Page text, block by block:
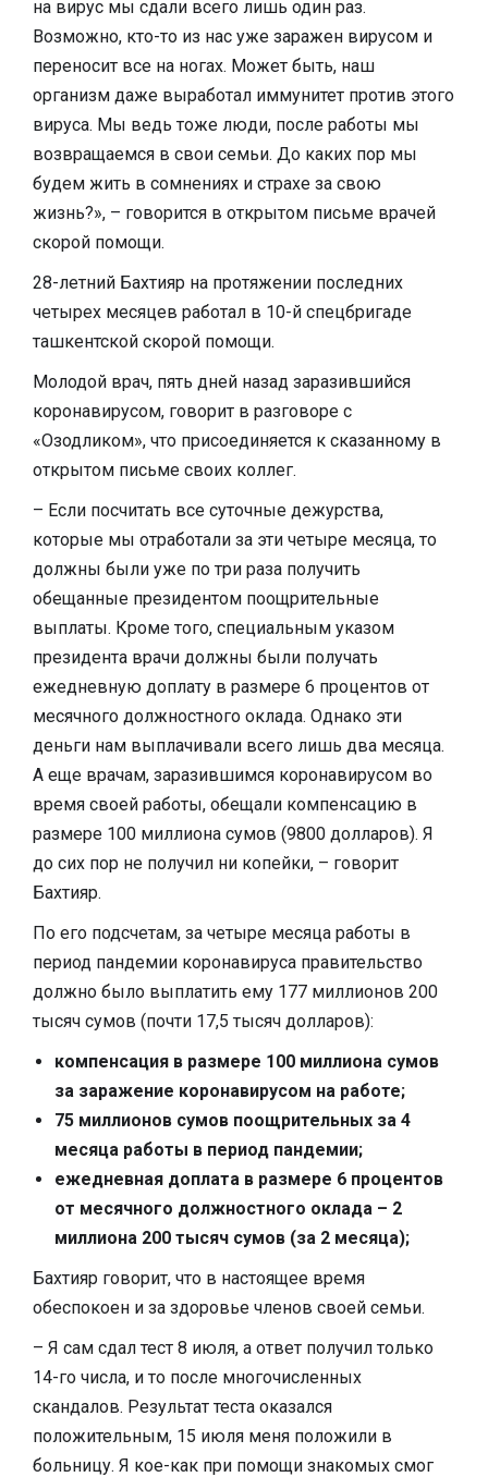
на вирус мы сдали всего лишь один раз.
Возможно, кто-то из нас уже заражен вирусом и
переносит все на ногах. Может быть, наш
организм даже выработал иммунитет против этого
вируса. Мы ведь тоже люди, после работы мы
возвращаемся в свои семьи. До каких пор мы
будем жить в сомнениях и страхе за свою
жизнь?», – говорится в открытом письме врачей
скорой помощи.
28-летний Бахтияр на протяжении последних
четырех месяцев работал в 10-й спецбригаде
ташкентской скорой помощи.
Молодой врач, пять дней назад заразившийся
коронавирусом, говорит в разговоре с
«Озодликом», что присоединяется к сказанному в
открытом письме своих коллег.
– Если посчитать все суточные дежурства,
которые мы отработали за эти четыре месяца, то
должны были уже по три раза получить
обещанные президентом поощрительные
выплаты. Кроме того, специальным указом
президента врачи должны были получать
ежедневную доплату в размере 6 процентов от
месячного должностного оклада. Однако эти
деньги нам выплачивали всего лишь два месяца.
А еще врачам, заразившимся коронавирусом во
время своей работы, обещали компенсацию в
размере 100 миллиона сумов (9800 долларов). Я
до сих пор не получил ни копейки, – говорит
Бахтияр.
По его подсчетам, за четыре месяца работы в
период пандемии коронавируса правительство
должно было выплатить ему 177 миллионов 200
тысяч сумов (почти 17,5 тысяч долларов):
компенсация в размере 100 миллиона сумов
за заражение коронавирусом на работе;
75 миллионов сумов поощрительных за 4
месяца работы в период пандемии;
ежедневная доплата в размере 6 процентов
от месячного должностного оклада –​ 2
миллиона 200 тысяч сумов (за 2 месяца);
Бахтияр говорит, что в настоящее время
обеспокоен и за здоровье членов своей семьи.
– Я сам сдал тест 8 июля, а ответ получил только
14-го числа, и то после многочисленных
скандалов. Результат теста оказался
положительным, 15 июля меня положили в
больницу. Я кое-как при помощи знакомых смог